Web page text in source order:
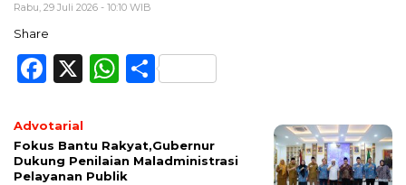
Rabu, 29 Juli 2026 - 10:10 WIB
Share
Facebook
X WhatsApp
Share
Advotarial
Fokus Bantu Rakyat,Gubernur
Dukung Penilaian Maladministrasi
Pelayanan Publik